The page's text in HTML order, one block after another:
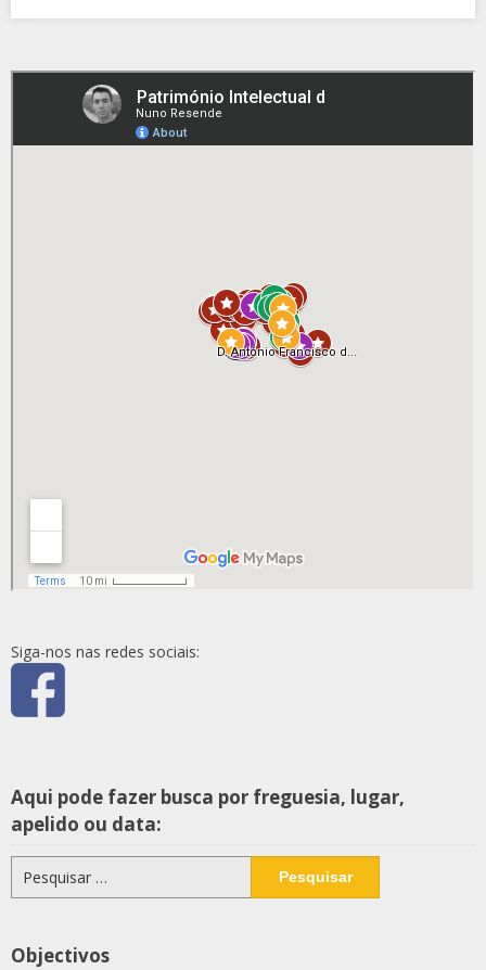
Siga-nos nas redes sociais:
Aqui pode fazer busca por freguesia, lugar,
apelido ou data:
por:
Objectivos